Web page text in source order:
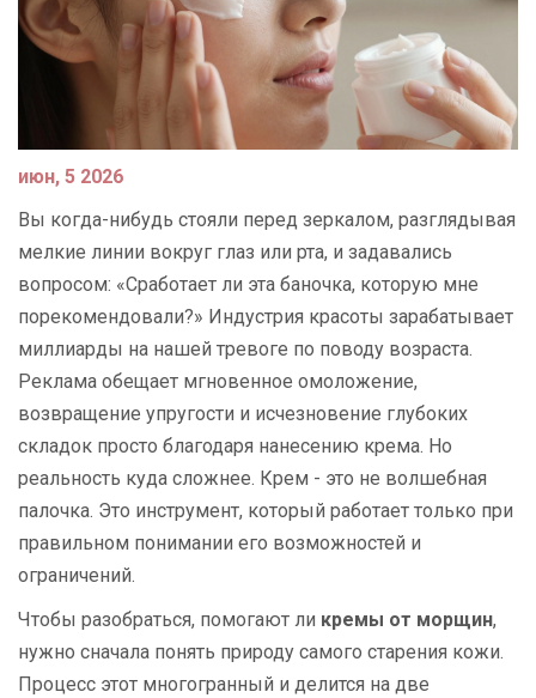
июн, 5 2026
Вы когда-нибудь стояли перед зеркалом, разглядывая
мелкие линии вокруг глаз или рта, и задавались
вопросом: «Сработает ли эта баночка, которую мне
порекомендовали?» Индустрия красоты зарабатывает
миллиарды на нашей тревоге по поводу возраста.
Реклама обещает мгновенное омоложение,
возвращение упругости и исчезновение глубоких
складок просто благодаря нанесению крема. Но
реальность куда сложнее. Крем - это не волшебная
палочка. Это инструмент, который работает только при
правильном понимании его возможностей и
ограничений.
Чтобы разобраться, помогают ли кремы от морщин,
нужно сначала понять природу самого старения кожи.
Процесс этот многогранный и делится на две